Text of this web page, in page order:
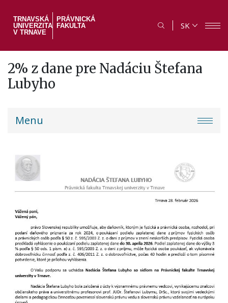
hlavný
TRNAVSKÁ
UNIVERZITA
V TRNAVE
PRÁVNICKÁ
FAKULTA
SK
2% z dane pre Nadáciu Štefana
Lubyho
PF
Menu